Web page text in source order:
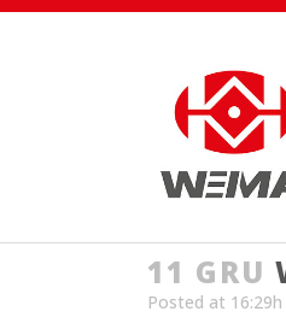
11 GRU
Posted at 16:29h